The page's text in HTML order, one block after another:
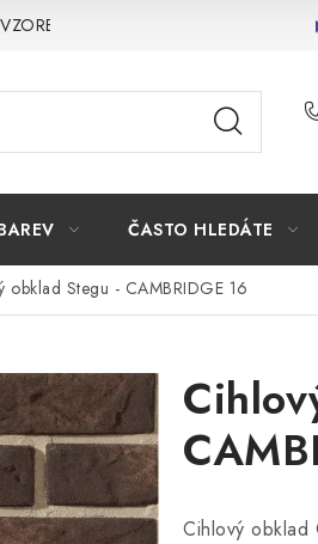
VZOREK PROČ
ČASTO HLEDÁTE
obklad Stegu - CAMBRIDGE 16
Cihlový obklad